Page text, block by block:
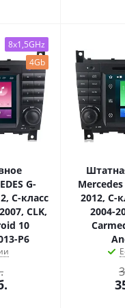
8x1,5GHz
4Gb
G-
C-класс
CLK,
10
P6
2012, C-
2004-